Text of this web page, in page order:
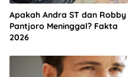
Apakah Andra ST dan Robby
Pantjoro Meninggal? Fakta
2026